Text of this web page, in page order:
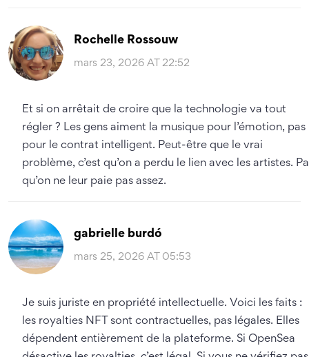
Rochelle Rossouw
mars 23, 2026 AT 22:52
Et si on arrêtait de croire que la technologie va tout
régler ? Les gens aiment la musique pour l’émotion, pas
pour le contrat intelligent. Peut-être que le vrai
problème, c’est qu’on a perdu le lien avec les artistes.
qu’on ne leur paie pas assez.
gabrielle burdó
mars 25, 2026 AT 05:53
Je suis juriste en propriété intellectuelle. Voici les faits :
les royalties NFT sont contractuelles, pas légales. Elles
dépendent entièrement de la plateforme. Si OpenSea